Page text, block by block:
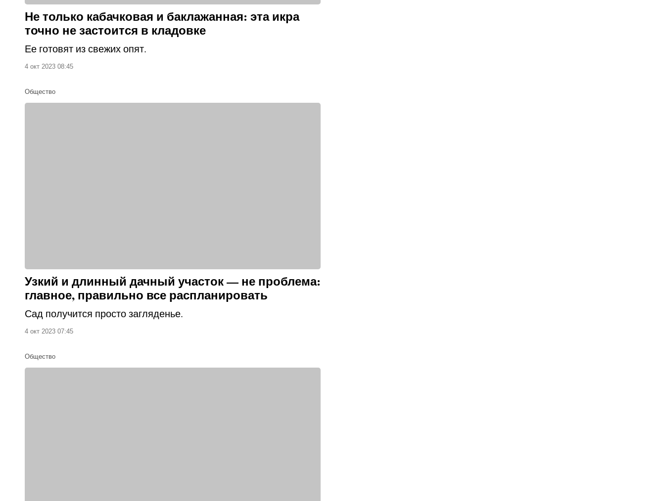
Не только кабачковая и баклажанная: эта икра
точно не застоится в кладовке
Ее готовят из свежих опят.
4 окт 2023 08:45
Общество
Узкий и длинный дачный участок — не проблема:
главное, правильно все распланировать
Сад получится просто загляденье.
4 окт 2023 07:45
Общество